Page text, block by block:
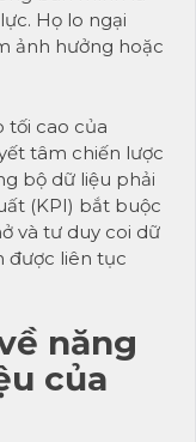
Họ lo ngại
ảnh hưởng hoặc
tối cao của
tâm chiến lược
bộ dữ liệu phải
(KPI) bắt buộc
và tư duy coi dữ
được liên tục
năng
của